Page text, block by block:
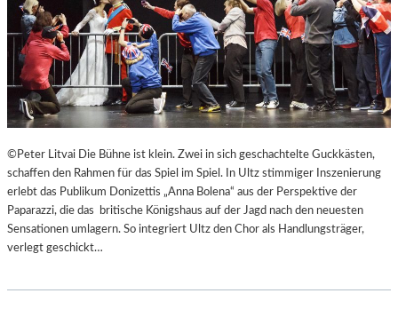
S
T
E
R
F
E
S
S
P
I
E
L
©Peter Litvai Die Bühne ist klein. Zwei in sich geschachtelte Guckkästen,
schaffen den Rahmen für das Spiel im Spiel. In Ultz stimmiger Inszenierung
erlebt das Publikum Donizettis „Anna Bolena“ aus der Perspektive der
Paparazzi, die das britische Königshaus auf der Jagd nach den neuesten
Sensationen umlagern. So integriert Ultz den Chor als Handlungsträger,
verlegt geschickt…